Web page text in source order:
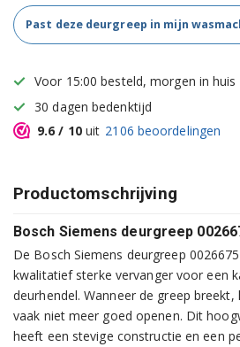
Past deze deurgreep in mijn
Voor 15:00 besteld, morgen in huis
30 dagen bedenktijd
9.6 / 10uit 2106 beoordelingen
Productomschrijving
Bosch Siemens deurgreep
De Bosch Siemens deurgreep
kwalitatief sterke vervanger voor een
deurhendel. Wanneer de greep
vaak niet meer goed openen. Dit
heeft een stevige constructie en een